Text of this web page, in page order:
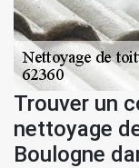
Trouver un
nettoyage
Boulogne